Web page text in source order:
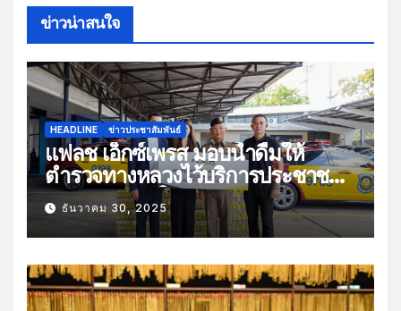
ข่าวน่าสนใจ
HEADLINE ข่าวประชาสัมพันธ์
แฟลช เอ็กซ์เพรส มอบน้ำดื่มให้
ตำรวจทางหลวงไว้บริการประชาชน
ช่วงเทศกาลปีใหม่
ธันวาคม 30, 2025